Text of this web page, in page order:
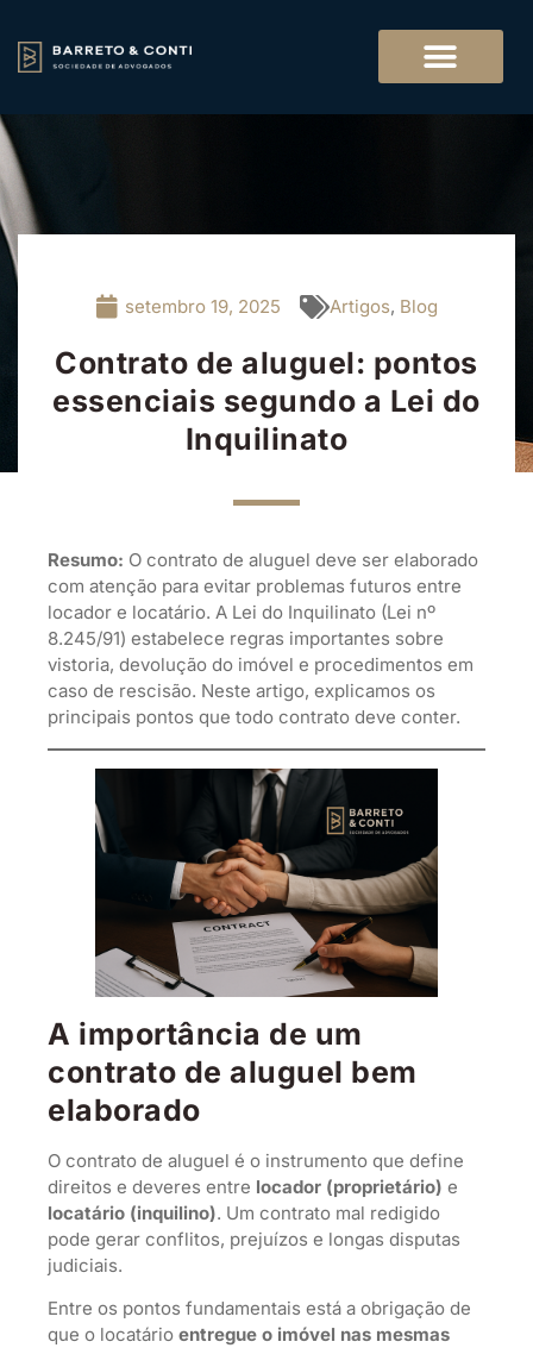
setembro 19, 2025 Artigos, Blog
Contrato de aluguel: pontos
essenciais segundo a Lei do
Inquilinato
Resumo: O contrato de aluguel deve ser elaborado
com atenção para evitar problemas futuros entre
locador e locatário. A Lei do Inquilinato (Lei nº
8.245/91) estabelece regras importantes sobre
vistoria, devolução do imóvel e procedimentos em
caso de rescisão. Neste artigo, explicamos os
principais pontos que todo contrato deve conter.
A importância de um
contrato de aluguel bem
elaborado
O contrato de aluguel é o instrumento que define
direitos e deveres entre locador (proprietário) e
locatário (inquilino). Um contrato mal redigido
pode gerar conflitos, prejuízos e longas disputas
judiciais.
Entre os pontos fundamentais está a obrigação de
que o locatário entregue o imóvel nas mesmas